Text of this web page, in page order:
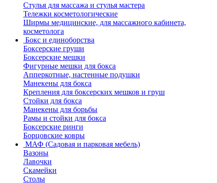
Стулья для массажа и стулья мастера
Тележки косметологические
Ширмы медицинские, для массажного кабинета,
косметолога
Бокс и единоборства
Боксерские груши
Боксерские мешки
Фигурные мешки для бокса
Апперкотные, настенные подушки
Манекены для бокса
Крепления для боксерских мешков и груш
Стойки для бокса
Манекены для борьбы
Рамы и стойки для бокса
Боксерские ринги
Борцовские ковры
МАФ (Садовая и парковая мебель)
Вазоны
Лавочки
Скамейки
Столы